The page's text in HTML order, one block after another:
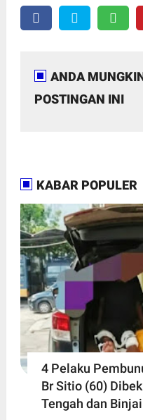
ANDA
POSTINGAN INI
KABAR POPULER
4 Pelaku
Br Sitio (60)
Tengah ‎dan